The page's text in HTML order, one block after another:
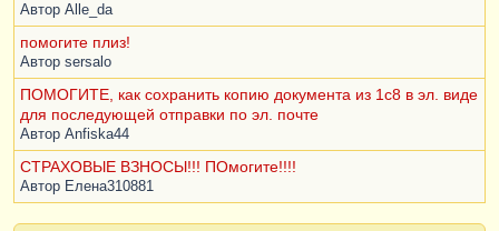
Автор Alle_da
помогите плиз!
Автор sersalo
ПОМОГИТЕ, как сохранить копию документа из 1с8 в эл. виде
для последующей отправки по эл. почте
Автор Anfiska44
СТРАХОВЫЕ ВЗНОСЫ!!! ПОмогите!!!!
Автор Елена310881